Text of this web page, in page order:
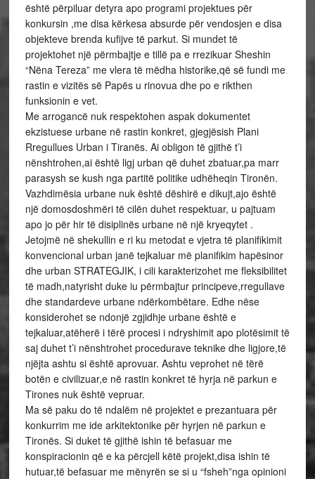
është përpiluar detyra apo programi projektues për
konkursin ,me disa kërkesa absurde për vendosjen e disa
objekteve brenda kufijve të parkut. Si mundet të
projektohet një përmbajtje e tillë pa e rrezikuar Sheshin
“Nëna Tereza” me vlera të mëdha historike,që së fundi me
rastin e vizitës së Papës u rinovua dhe po e rikthen
funksionin e vet.
Me arrogancë nuk respektohen aspak dokumentet
ekzistuese urbane në rastin konkret, gjegjësish Plani
Rregullues Urban i Tiranës. Ai obligon të gjithë t’i
nënshtrohen,ai është ligj urban që duhet zbatuar,pa marr
parasysh se kush nga partitë politike udhëheqin Tironën.
Vazhdimësia urbane nuk është dëshirë e dikujt,ajo është
një domosdoshmëri të cilën duhet respektuar, u pajtuam
apo jo për hir të disiplinës urbane në një kryeqytet .
Jetojmë në shekullin e ri ku metodat e vjetra të planifikimit
konvencional urban janë tejkaluar më planifikim hapësinor
dhe urban STRATEGJIK, i cili karakterizohet me fleksibilitet
të madh,natyrisht duke iu përmbajtur principeve,rregullave
dhe standardeve urbane ndërkombëtare. Edhe nëse
konsiderohet se ndonjë zgjidhje urbane është e
tejkaluar,atëherë i tërë procesi i ndryshimit apo plotësimit të
saj duhet t’i nënshtrohet procedurave teknike dhe ligjore,të
njëjta ashtu si është aprovuar. Ashtu veprohet në tërë
botën e civilizuar,e në rastin konkret të hyrja në parkun e
Tirones nuk është vepruar.
Ma së paku do të ndalëm në projektet e prezantuara për
konkurrim me ide arkitektonike për hyrjen në parkun e
Tironës. Si duket të gjithë ishin të befasuar me
konspiracionin që e ka përcjell këtë projekt,disa ishin të
hutuar,të befasuar me mënyrën se si u “fsheh”nga opinioni